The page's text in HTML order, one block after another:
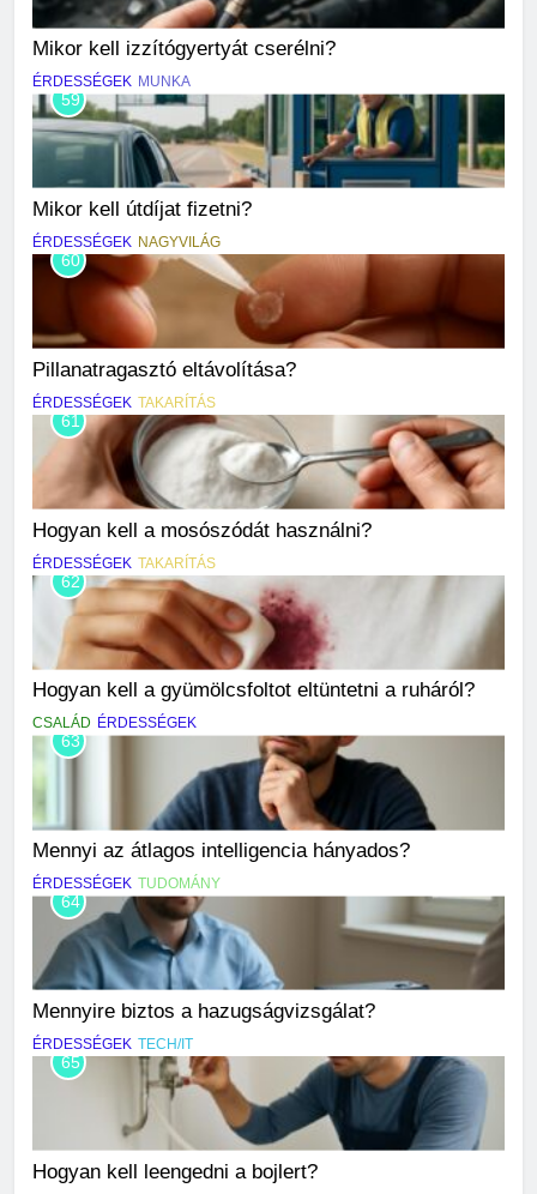
Mikor kell izzítógyertyát cserélni?
ÉRDESSÉGEK MUNKA
59
Mikor kell útdíjat fizetni?
ÉRDESSÉGEK NAGYVILÁG
60
Pillanatragasztó eltávolítása?
ÉRDESSÉGEK TAKARÍTÁS
61
Hogyan kell a mosószódát használni?
ÉRDESSÉGEK TAKARÍTÁS
62
Hogyan kell a gyümölcsfoltot eltüntetni a ruháról?
CSALÁD ÉRDESSÉGEK
63
Mennyi az átlagos intelligencia hányados?
ÉRDESSÉGEK TUDOMÁNY
64
Mennyire biztos a hazugságvizsgálat?
ÉRDESSÉGEK TECH/IT
65
Hogyan kell leengedni a bojlert?